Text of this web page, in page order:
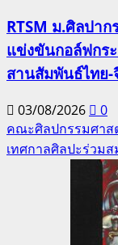
RTSM ม.ศิลปา
แข่งขันกอล์ฟกร
สานสัมพันธ์ไทย-
03/08/2026
0
คณะศิลปกรรมศาส
เทศกาลศิลปะร่วม